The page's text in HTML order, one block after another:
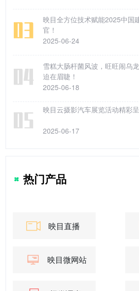
映目全方位技术赋能2025中国
官！
2025-06-24
雪糕大肠杆菌风波，旺旺闹乌
迫在眉睫！
2025-06-18
映目云摄影汽车展览活动精彩
2025-06-17
热门产品
映目直播
映目微网站